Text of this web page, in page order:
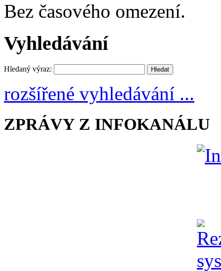
Bez časového omezení.
Vyhledávání
Hledaný výraz:
rozšířené vyhledávání ...
ZPRÁVY Z INFOKANÁLU